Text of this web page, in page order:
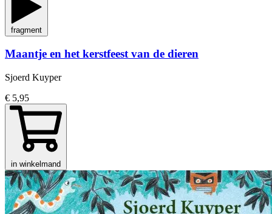
fragment
Maantje en het kerstfeest van de dieren
Sjoerd Kuyper
€ 5,95
in winkelmand